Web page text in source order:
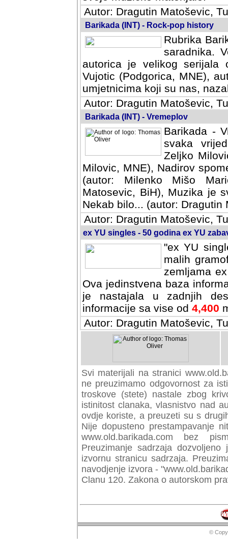
Autor: Dragutin Matoševic,
Barikada (INT) - Rock-pop history
Rubrika
saradnika.
autorica je velikog serijala
Vujotic (Podgorica, MNE),
umjetnicima koji su nas,
Autor: Dragutin Matoševic,
Barikada (INT) - Vremeplov
Barikada -
svaka
Milovic,
MNE), Nadirov spomenar
Milenko Mišo Maric, UK),
Muzika je svirala (autor:
(autor: Dragutin Matosevic,
Autor: Dragutin Matoševic,
ex YU singles - 50 godina ex YU
"ex YU
malih
zemljama
Ova jedinstvena baza
je nastajala u zadnjih
informacije sa vise od 4,400
Autor: Dragutin Matoševic,
Svi materijali na stranici
preuzimamo odgovornost za
troskove (stete) nastale zbog
istinitost clanaka, vlasnistvo nad
ovdje koriste, a preuzeti su s
Nije dopusteno prestampavanje
www.old.barikada.com bez
Preuzimanje sadrzaja
izvornu stranicu sadrzaja.
navodjenje izvora -
Clanu 120. Zakona o autorskom
©